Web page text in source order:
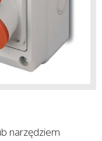
narzędziem